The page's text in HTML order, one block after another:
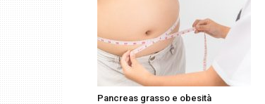
Pancreas grasso e obesità